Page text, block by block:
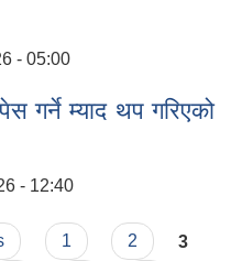
Machine with Manual
Blender/Mixer
- 05:00
गर्ने म्याद थप गरिएको
- 12:40
1 2
3